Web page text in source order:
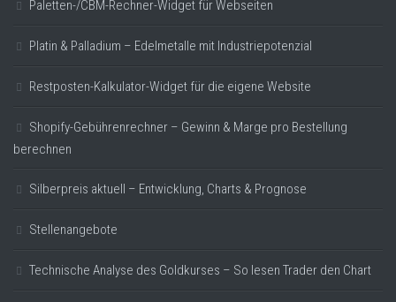
Paletten-/CBM-Rechner-Widget für Webseiten
Platin & Palladium – Edelmetalle mit Industriepotenzial
Restposten-Kalkulator-Widget für die eigene Website
Shopify-Gebührenrechner – Gewinn & Marge pro Bestellung
berechnen
Silberpreis aktuell – Entwicklung, Charts & Prognose
Stellenangebote
Technische Analyse des Goldkurses – So lesen Trader den Chart